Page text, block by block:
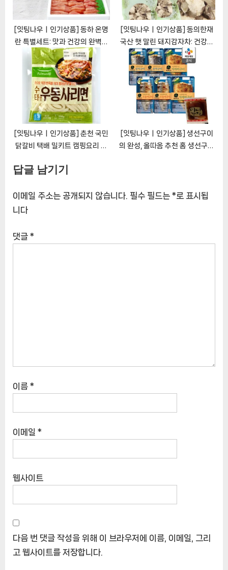
[잇팅나우ㅣ인기상품] 동하 온명
란 특별세트: 맛과 건강의 완벽한
조화 [EatingNOWㅣ추천상품]
[잇팅나우ㅣ인기상품] 동의한재
국산 햇 말린 돼지감자차: 건강과
맛을 동시에 [EatingNOWㅣ추
천상품]
[잇팅나우ㅣ인기상품] 춘천 국민
닭갈비 택배 밀키트 캠핑요리 음
210g [EatingNOWㅣ추천상
[잇팅나우ㅣ인기상품] 생선구이
의 완성, 올따옴 추천 홈 생선구이
답글 남기기
이메일 주소는 공개되지 않습니다. 필수 필드는 *로 표시됩
니다
댓글 *
이름 *
이메일 *
웹사이트
다음 번 댓글 작성을 위해 이 브라우저에 이름, 이메일, 그리
고 웹사이트를 저장합니다.